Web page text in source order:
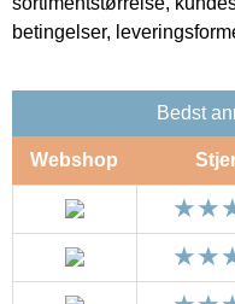
betingelser,
Bedst
Webshop